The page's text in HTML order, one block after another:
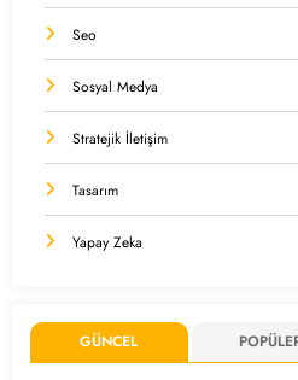
Seo
Sosyal Medya
Stratejik İletişim
Tasarım
Yapay Zeka
GÜNCEL